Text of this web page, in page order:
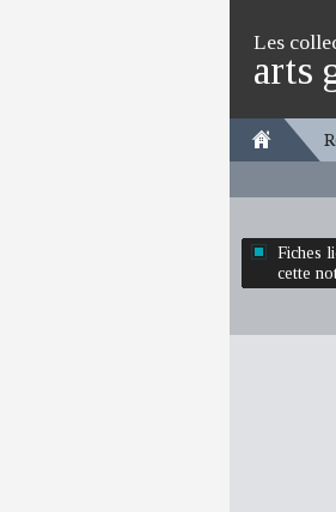
Les
arts
Fiches
cette